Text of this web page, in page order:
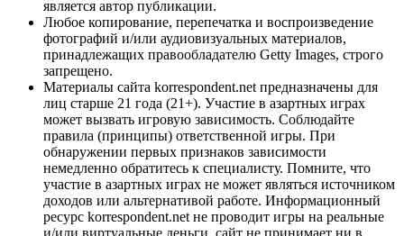
является автор публикации.
Любое копирование, перепечатка и воспроизведение
фотографий и/или аудиовизуальных материалов,
принадлежащих правообладателю Getty Images, строго
запрещено.
Материалы сайта korrespondent.net предназначены для
лиц старше 21 года (21+). Участие в азартных играх
может вызвать игровую зависимость. Соблюдайте
правила (принципы) ответственной игры. При
обнаружении первых признаков зависимости
немедленно обратитесь к специалисту. Помните, что
участие в азартных играх не может являться источником
доходов или альтернативой работе. Информационный
ресурс korrespondent.net не проводит игры на реальные
и/или виртуальные деньги, сайт не принимает ни в